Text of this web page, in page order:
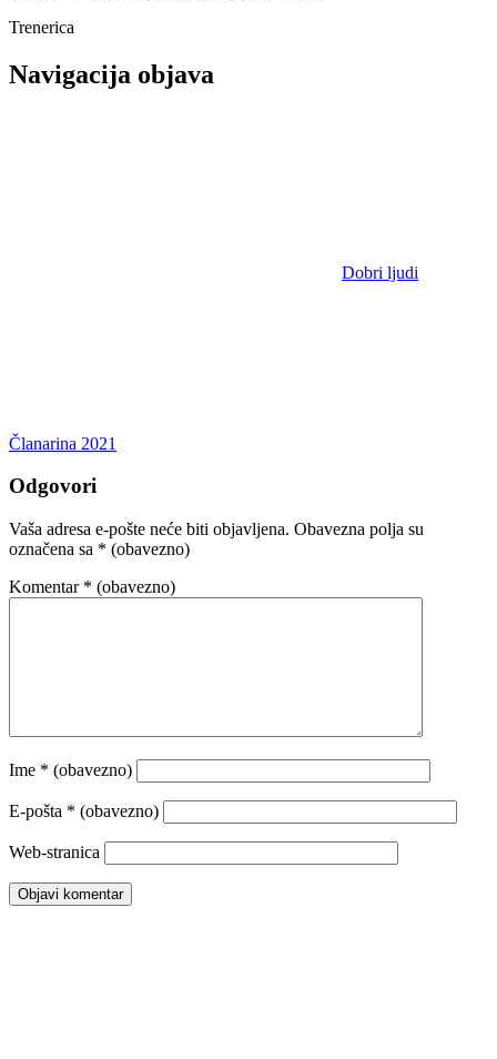
Trenerica
Navigacija objava
Dobri ljudi
Članarina 2021
Odgovori
Vaša adresa e-pošte neće biti objavljena. Obavezna polja su
označena sa * (obavezno)
Komentar * (obavezno)
Ime * (obavezno)
E-pošta * (obavezno)
Web-stranica